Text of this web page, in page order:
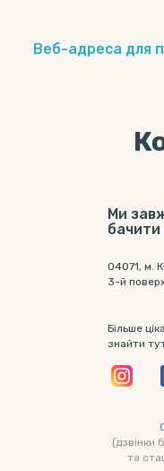
Веб-адреса для
Ми
04071, м.
3-й
Більше
знайти
(дзвінки
та